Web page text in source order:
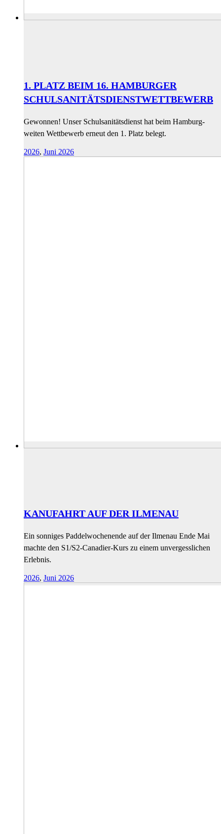
1. PLATZ BEIM 16. HAMBURGER
SCHULSANITÄTSDIENSTWETTBEWERB
Gewonnen! Unser Schulsanitätsdienst hat beim Hamburg-
weiten Wettbewerb erneut den 1. Platz belegt.
2026, Juni 2026
KANUFAHRT AUF DER ILMENAU
Ein sonniges Paddelwochenende auf der Ilmenau Ende Mai
machte den S1/S2-Canadier-Kurs zu einem unvergesslichen
Erlebnis.
2026, Juni 2026